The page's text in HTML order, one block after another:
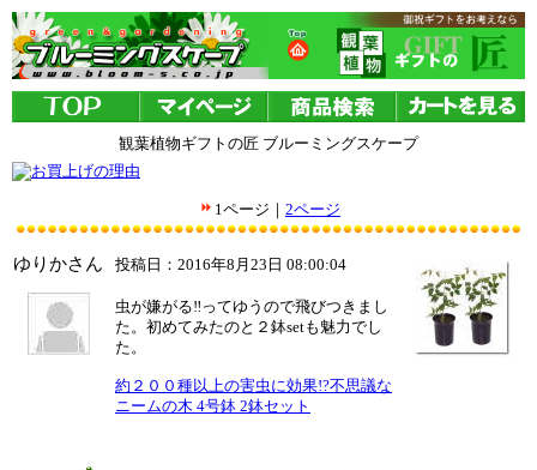
観葉植物ギフトの匠 ブルーミングスケープ
1ページ｜ 2ページ
ゆりかさん 投稿日：2016年8月23日 08:00:04
虫が嫌がる‼ってゆうので飛びつきまし
た。初めてみたのと２鉢setも魅力でし
た。
約２００種以上の害虫に効果!?不思議な
ニームの木 4号鉢 2鉢セット